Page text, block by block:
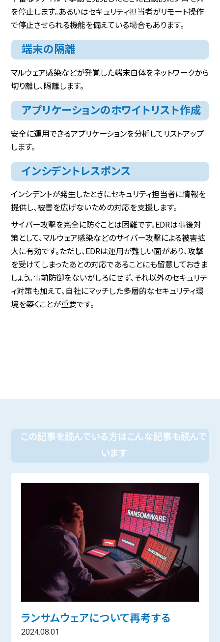
を停止します。あるいはセキュリティ担当者がリモート操作
で停止させられる機能を備えている場合もあります。
端末の隔離
マルウェア感染などが発覚した端末自体をネットワークから
切り離し、隔離します。
アプリケーションのホワイトリスト作成
安全に運用できるアプリケーションを分析してリストアップ
します。
インシデントレスポンス
インシデントが発生したときにセキュリティ担当者に情報を
提供し、被害を広げないための対応を支援します。
サイバー攻撃を完全に防ぐことは困難です。EDRは事後対
策として、マルウェア感染などのサイバー攻撃による被害拡
大に有効です。ただし、EDRは運用が難しい面があり、攻撃
を受けてしまったあとの対応であることにも留意しておきま
しょう。事前防御をないがしろにせず、それ以外のセキュリテ
ィ対策も加えて、自社にマッチした多層的なセキュリティ環
境を築くことが重要です。
この記事を読んでいる方はこんな記事も読んで
います
ランサムウェアについて再考する
2024.08.01